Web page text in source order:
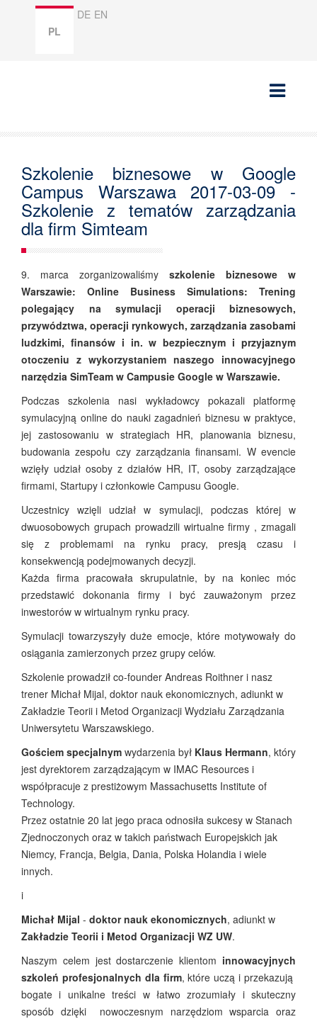
PL
DE EN
Szkolenie biznesowe w Google
Campus Warszawa 2017-03-09 -
Szkolenie z tematów zarządzania
dla firm Simteam
9. marca zorganizowaliśmy szkolenie biznesowe w
Warszawie: Online Business Simulations: Trening
polegający na symulacji operacji biznesowych,
przywództwa, operacji rynkowych, zarządzania zasobami
ludzkimi, finansów i in. w bezpiecznym i przyjaznym
otoczeniu z wykorzystaniem naszego innowacyjnego
narzędzia SimTeam w Campusie Google w Warszawie.
Podczas szkolenia nasi wykładowcy pokazali platformę
symulacyjną online do nauki zagadnień biznesu w praktyce,
jej zastosowaniu w strategiach HR, planowania biznesu,
budowania zespołu czy zarządzania finansami. W evencie
wzięły udział osoby z działów HR, IT, osoby zarządzające
firmami, Startupy i członkowie Campusu Google.
Uczestnicy wzięli udział w symulacji, podczas której w
dwuosobowych grupach prowadzili wirtualne firmy , zmagali
się z problemami na rynku pracy, presją czasu i
konsekwencją podejmowanych decyzji.
Każda firma pracowała skrupulatnie, by na koniec móc
przedstawić dokonania firmy i być zauważonym przez
inwestorów w wirtualnym rynku pracy.
Symulacji towarzyszyły duże emocje, które motywowały do
osiągania zamierzonych przez grupy celów.
Szkolenie prowadził co-founder Andreas Roithner i nasz
trener Michał Mijal, doktor nauk ekonomicznych, adiunkt w
Zakładzie Teorii i Metod Organizacji Wydziału Zarządzania
Uniwersytetu Warszawskiego.
Gościem specjalnym wydarzenia był Klaus Hermann, który
jest dyrektorem zarządzającym w IMAC Resources i
współpracuje z prestiżowym Massachusetts Institute of
Technology.
Przez ostatnie 20 lat jego praca odnosiła sukcesy w Stanach
Zjednoczonych oraz w takich państwach Europejskich jak
Niemcy, Francja, Belgia, Dania, Polska Holandia i wiele
innych.
i
Michał Mijal - doktor nauk ekonomicznych, adiunkt w
Zakładzie Teorii i Metod Organizacji WZ UW.
Naszym celem jest dostarczenie klientom innowacyjnych
szkoleń profesjonalnych dla firm, które uczą i przekazują
bogate i unikalne treści w łatwo zrozumiały i skuteczny
sposób dzięki nowoczesnym narzędziom wsparcia oraz